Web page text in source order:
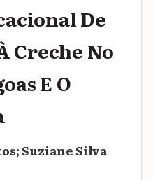
De
Creche No
E O
Suziane Silva